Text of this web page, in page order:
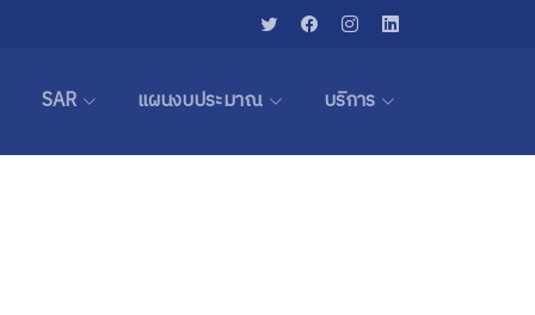
SAR แผนงบประมาณ บริการ